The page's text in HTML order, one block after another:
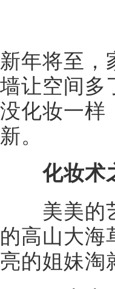
新年将至，
墙让空间多
没化妆一样
新。
化妆术
美美的艺
的高山大海
亮的姐妹淘